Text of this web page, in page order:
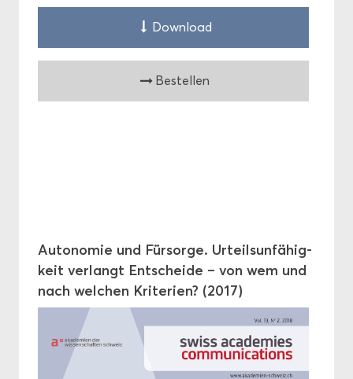
Down­load
Be­stel­len
Au­to­no­mie und Für­sor­ge. Ur­teils­un­fä­hig­
keit ver­langt Ent­schei­de – von wem und
nach wel­chen Kri­te­ri­en? (2017)